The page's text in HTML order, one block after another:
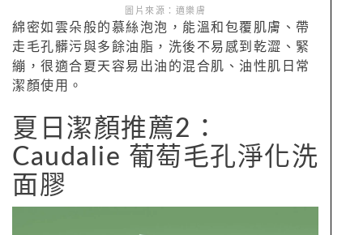
圖片來源：適樂膚
綿密如雲朵般的慕絲泡泡，能溫和包覆肌膚、帶
走毛孔髒污與多餘油脂，洗後不易感到乾澀、緊
繃，很適合夏天容易出油的混合肌、油性肌日常
潔顏使用。
夏日潔顏推薦2：
Caudalie 葡萄毛孔淨化洗
面膠